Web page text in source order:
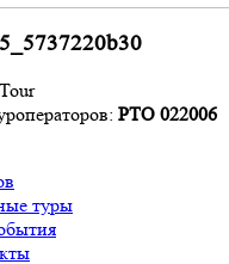
РТО 022006
туры